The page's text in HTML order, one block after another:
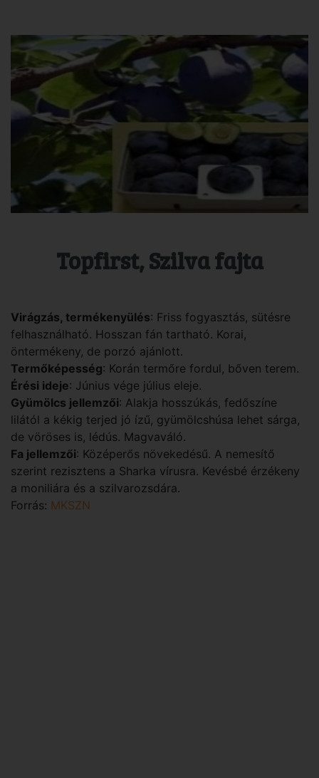
Topfirst, Szilva fajta
Virágzás, termékenyülés: Friss fogyasztás, sütésre
felhasználható. Hosszan fán tartható. Korai,
öntermékeny, de porzó ajánlott.
Termőképesség: Korán termőre fordul, bőven terem.
Érési ideje: Június vége július eleje.
Gyümölcs jellemzői: Alakja hosszúkás, fedőszíne
lilától a kékig terjed jó ízű, gyümölcshúsa lehet sárga,
de vöröses is, lédús. Magvaváló.
Fa jellemzői: Középerős növekedésű. A nemesítő
szerint rezisztens a Sharka vírusra. Kevésbé érzékeny
a moniliára és a szilvarozsdára.
Forrás: MKSZN